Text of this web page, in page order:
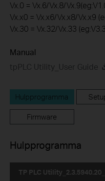
Vx.0 = Vx.6/Vx.8/
Vx.x0 = Vx.x6/Vx.x8/Vx.x9
Vx.30 = Vx.32/Vx.33
Manual
tpPLC Utility_User Guide
Hulpprogramma
Firmware
Hulpprogramma
TP PLC